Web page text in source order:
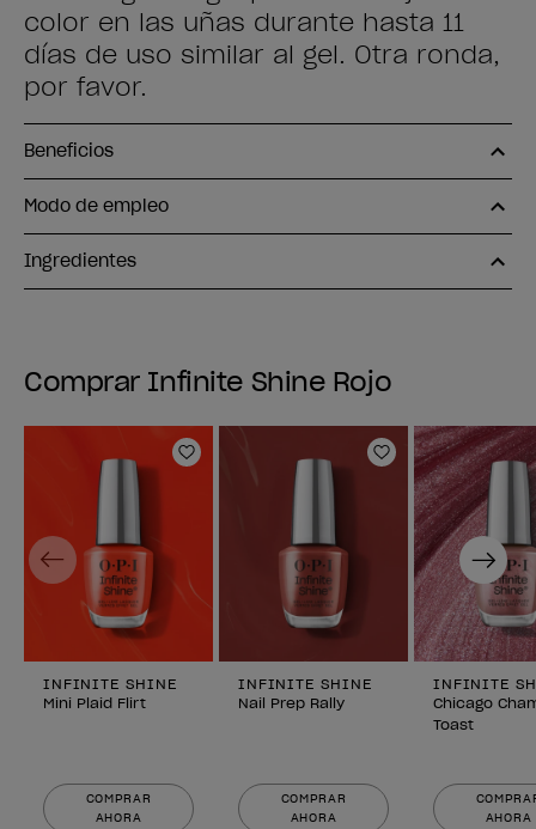
color en las uñas durante hasta 11
días de uso similar al gel. Otra ronda,
por favor.
Beneficios
Modo de empleo
Ingredientes
Comprar Infinite Shine Rojo
Añadir a la lista de deseos
INFINITE SHINE
Mini Plaid Flirt
COMPRAR
AHORA
Añadir a la
INFINITE SHINE
Nail Prep Rally
COMPRAR
AHORA
INFINITE
Chicago
Toast
AHORA
Previous Next